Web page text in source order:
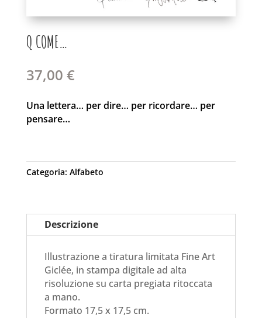
Q COME…
37,00 €
Una lettera… per dire… per ricordare… per
pensare…
Categoria: Alfabeto
Descrizione
Illustrazione a tiratura limitata Fine Art
Giclée, in stampa digitale ad alta
risoluzione su carta pregiata ritoccata
a mano.
Formato 17,5 x 17,5 cm.